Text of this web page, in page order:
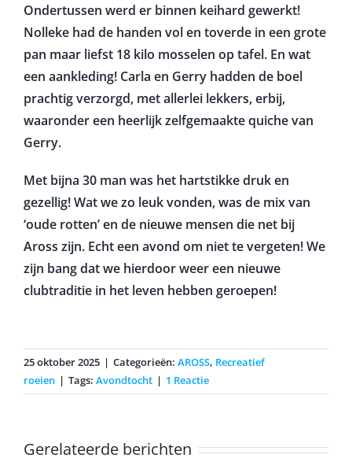
Ondertussen werd er binnen keihard gewerkt!
Nolleke had de handen vol en toverde in een grote
pan maar liefst 18 kilo mosselen op tafel. En wat
een aankleding! Carla en Gerry hadden de boel
prachtig verzorgd, met allerlei lekkers, erbij,
waaronder een heerlijk zelfgemaakte quiche van
Gerry.
Met bijna 30 man was het hartstikke druk en
gezellig! Wat we zo leuk vonden, was de mix van
‘oude rotten’ en de nieuwe mensen die net bij
Aross zijn. Echt een avond om niet te vergeten! We
zijn bang dat we hierdoor weer een nieuwe
clubtraditie in het leven hebben geroepen!
25 oktober 2025 | Categorieën: AROSS, Recreatief
roeien | Tags: Avondtocht | 1 Reactie
Gerelateerde berichten